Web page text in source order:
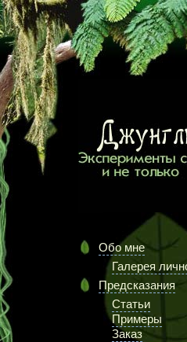
Обо мне
Галерея
Предсказания
Статьи
Примеры
Заказ